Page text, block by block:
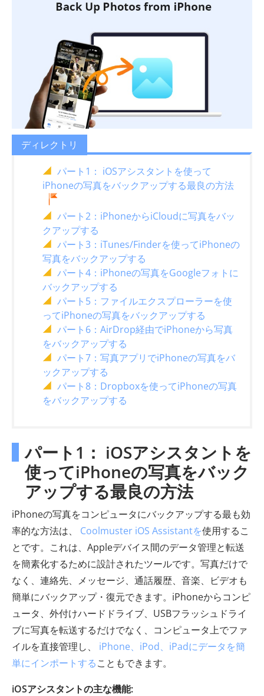
ディレクトリ
パート1： iOSアシスタントを使って
iPhoneの写真をバックアップする最良の方法
パート2：iPhoneからiCloudに写真をバッ
クアップする
パート3：iTunes/Finderを使ってiPhoneの
写真をバックアップする
パート4：iPhoneの写真をGoogleフォトに
バックアップする
パート5：ファイルエクスプローラーを使
ってiPhoneの写真をバックアップする
パート6：AirDrop経由でiPhoneから写真
をバックアップする
パート7：写真アプリでiPhoneの写真をバ
ックアップする
パート8：Dropboxを使ってiPhoneの写真
をバックアップする
パート1： iOSアシスタントを
使ってiPhoneの写真をバック
アップする最良の方法
iPhoneの写真をコンピュータにバックアップする最も効
率的な方法は、 Coolmuster iOS Assistantを使用するこ
とです。これは、Appleデバイス間のデータ管理と転送
を簡素化するために設計されたツールです。写真だけで
なく、連絡先、メッセージ、通話履歴、音楽、ビデオも
簡単にバックアップ・復元できます。iPhoneからコンピ
ュータ、外付けハードドライブ、USBフラッシュドライ
ブに写真を転送するだけでなく、コンピュータ上でファ
イルを直接管理し、 iPhone、iPod、iPadにデータを簡
単にインポートすることもできます。
iOSアシスタントの主な機能: